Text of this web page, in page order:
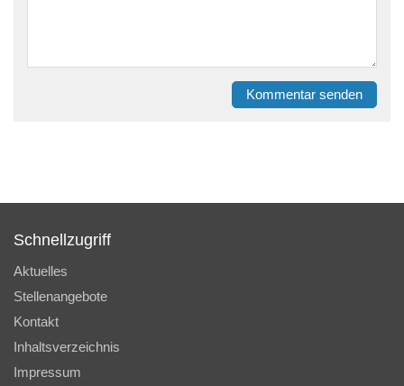
Kommentar senden
Schnellzugriff
Aktuelles
Stellenangebote
Kontakt
Inhaltsverzeichnis
Impressum